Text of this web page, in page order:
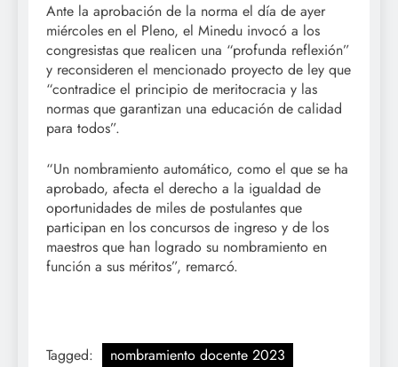
Ante la aprobación de la norma el día de ayer
miércoles en el Pleno, el Minedu invocó a los
congresistas que realicen una “profunda reflexión”
y reconsideren el mencionado proyecto de ley que
“contradice el principio de meritocracia y las
normas que garantizan una educación de calidad
para todos”.
“Un nombramiento automático, como el que se ha
aprobado, afecta el derecho a la igualdad de
oportunidades de miles de postulantes que
participan en los concursos de ingreso y de los
maestros que han logrado su nombramiento en
función a sus méritos”, remarcó.
Tagged: nombramiento docente 2023